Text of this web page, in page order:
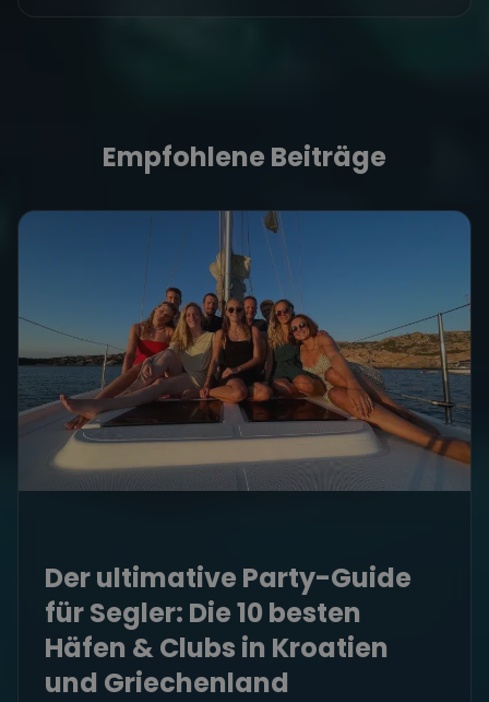
Empfohlene Beiträge
Der ultimative Party-Guide
für Segler: Die 10 besten
Häfen & Clubs in Kroatien
und Griechenland